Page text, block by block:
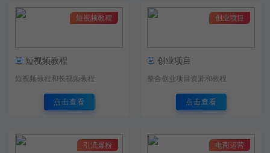
短视频教程
短视频教程
短视频教程和长视频教程
点击查看
创业项目
创业项目
整合创业项目资源和教程
点击查看
引流爆粉 电商运营